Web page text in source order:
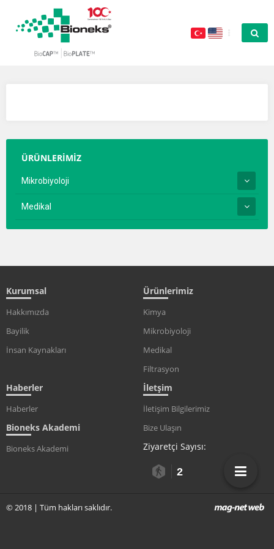
ÜRÜNLERİMİZ
Mikrobiyoloji
Medikal
Kurumsal
Hakkımızda
Bayilik
İnsan Kaynakları
Ürünlerimiz
Kimya
Mikrobiyoloji
Medikal
Filtrasyon
Haberler
Haberler
Bioneks Akademi
Bioneks Akademi
İletşim
İletişim Bilgilerimiz
Bize Ulaşın
Ziyaretçi Sayısı:
2
© 2018 | Tüm hakları saklıdır.